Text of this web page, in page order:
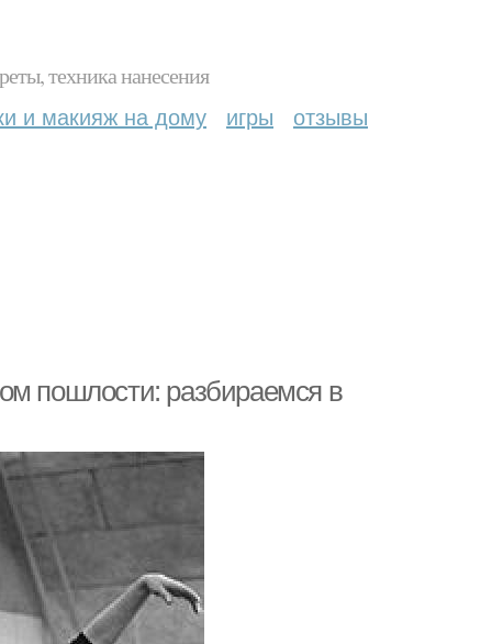
техника нанесения
и макияж на дому игры отзывы
пошлости: разбираемся в